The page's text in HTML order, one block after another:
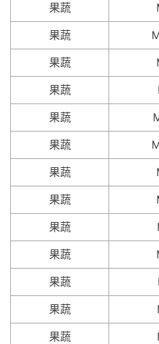
果蔬
果蔬
果蔬
果蔬
果蔬
果蔬
果蔬
果蔬
果蔬
果蔬
果蔬
果蔬
果蔬